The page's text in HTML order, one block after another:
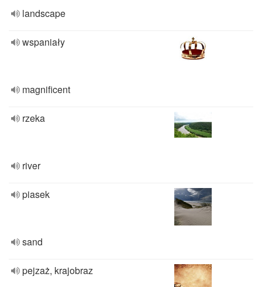
landscape
wspaniały
magnificent
rzeka
river
piasek
sand
pejzaż, krajobraz